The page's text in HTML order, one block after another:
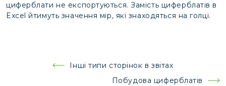
циферблати не експортуються. Замість циферблатів в
Excel йтимуть значення мір, які знаходяться на голці.
Навігація
Інші типи сторінок в звітах
Побудова циферблатів